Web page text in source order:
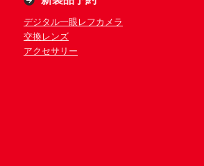
デジタル一眼レフカメラ
交換レンズ
アクセサリー